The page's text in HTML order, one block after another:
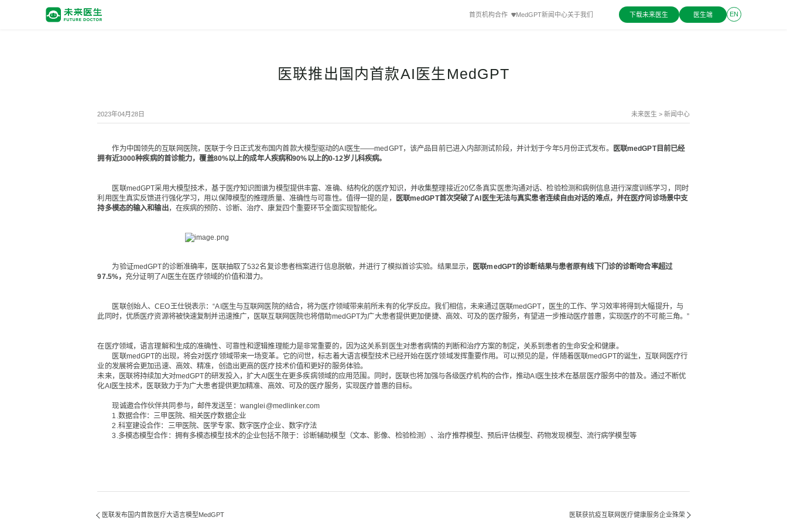
首页机构合作 MedGPT新闻中心关于我们 下载未来医生 医生端 EN
医联推出国内首款AI医生MedGPT
2023年04月28日 未来医生 > 新闻中心
作为中国领先的互联网医院，医联于今日正式发布国内首款大模型驱动的AI医生——medGPT，该产品目前已进入内部测试阶段，并计划于今年5月份正式发布。
医联medGPT目前已经
拥有近3000种疾病的首诊能力，覆盖80%以上的成年人疾病和90%以上的0-12岁儿科疾病。
医联medGPT采用大模型技术，基于医疗知识图谱为模型提供丰富、准确、结构化的医疗知识，并收集整理接近20亿条真实医患沟通对话、检验检测和病例信息进行深度训练学习，同时
利用医生真实反馈进行强化学习，用以保障模型的推理质量、准确性与可靠性。值得一提的是，
医联medGPT首次突破了AI医生无法与真实患者连续自由对话的难点，并在医疗问诊场景中支
持多模态的输入和输出，在疾病的预防、诊断、治疗、康复四个重要环节全面实现智能化。
为验证medGPT的诊断准确率，医联抽取了532名复诊患者档案进行信息脱敏，并进行了模拟首诊实验。结果显示，
医联medGPT的诊断结果与患者原有线下门诊的诊断吻合率超过
97.5%，充分证明了AI医生在医疗领域的价值和潜力。
医联创始人、CEO王仕锐表示：“AI医生与互联网医院的结合，将为医疗领域带来前所未有的化学反应。我们相信，未来通过医联medGPT，医生的工作、学习效率将得到大幅提升，与
此同时，优质医疗资源将被快速复制并迅速推广，医联互联网医院也将借助medGPT为广大患者提供更加便捷、高效、可及的医疗服务，有望进一步推动医疗普惠，实现医疗的不可能三角。”
在医疗领域，语言理解和生成的准确性、可靠性和逻辑推理能力是非常重要的，因为这关系到医生对患者病情的判断和治疗方案的制定，关系到患者的生命安全和健康。
医联medGPT的出现，将会对医疗领域带来一场变革。它的问世，标志着大语言模型技术已经开始在医疗领域发挥重要作用。可以预见的是，伴随着医联medGPT的诞生，互联网医疗行
业的发展将会更加迅速、高效、精准，创造出更高的医疗技术价值和更好的服务体验。
未来，医联将持续加大对medGPT的研发投入，扩大AI医生在更多疾病领域的应用范围。同时，医联也将加强与各级医疗机构的合作，推动AI医生技术在基层医疗服务中的普及。通过不断优
化AI医生技术，医联致力于为广大患者提供更加精准、高效、可及的医疗服务，实现医疗普惠的目标。
现诚邀合作伙伴共同参与，邮件发送至：wanglei@medlinker.com
1.数据合作：三甲医院、相关医疗数据企业
2.科室建设合作：三甲医院、医学专家、数字医疗企业、数字疗法
3.多模态模型合作：拥有多模态模型技术的企业包括不限于：诊断辅助模型（文本、影像、检验检测）、治疗推荐模型、预后评估模型、药物发现模型、流行病学模型等
医联发布国内首款医疗大语言模型MedGPT 医联获抗疫互联网医疗健康服务企业殊荣